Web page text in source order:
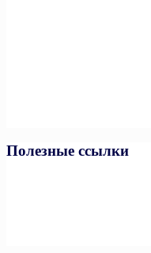
Полезные ссылки